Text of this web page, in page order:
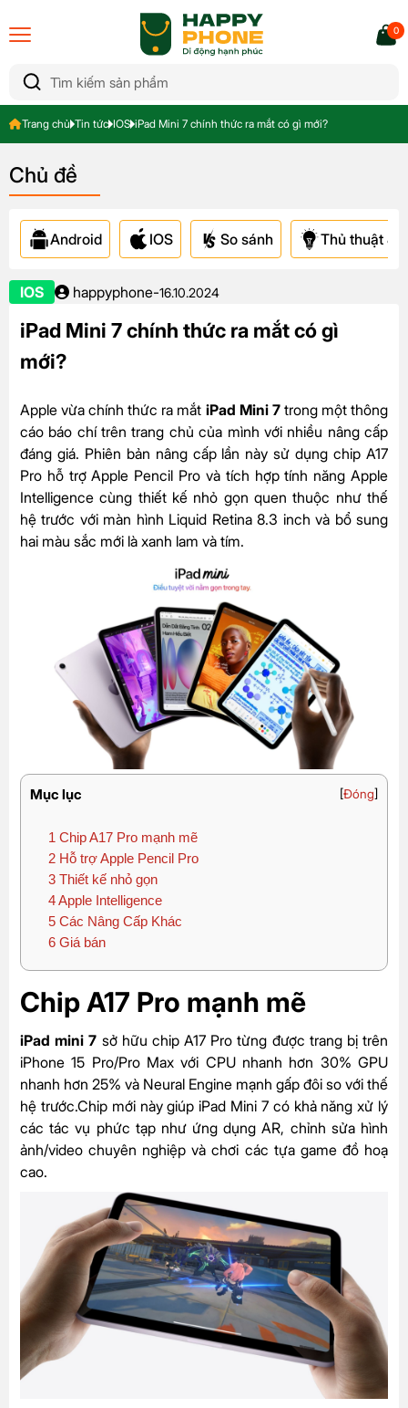
0
Trang chủ Tin tức IOS iPad Mini 7 chính thức ra mắt có gì mới?
Chủ đề
Android IOS So sánh Thủ thuật &
IOS happyphone-16.10.2024
iPad Mini 7 chính thức ra mắt có gì
mới?
Apple vừa chính thức ra mắt iPad Mini 7trong một thông
cáo báo chí trên trang chủ của mình với nhiều nâng cấp
đáng giá. Phiên bản nâng cấp lần này sử dụng chip A17
Pro hỗ trợ Apple Pencil Pro và tích hợp tính năng Apple
Intelligence cùng thiết kế nhỏ gọn quen thuộc như thế
hệ trước với màn hình Liquid Retina 8.3 inch và bổ sung
hai màu sắc mới là xanh lam và tím.
Mục lục [Đóng]
1 Chip A17 Pro mạnh mẽ
2 Hỗ trợ Apple Pencil Pro
3 Thiết kế nhỏ gọn
4Apple Intelligence
5 Các Nâng Cấp Khác
6 Giá bán
Chip A17 Pro mạnh mẽ
iPad mini 7 sở hữu chip A17 Pro từng được trang bị trên
iPhone 15 Pro/Pro Max với CPU nhanh hơn 30% GPU
nhanh hơn 25% và Neural Engine mạnh gấp đôi so với thế
hệ trước.Chip mới này giúp iPad Mini 7 có khả năng xử lý
các tác vụ phức tạp như ứng dụng AR, chỉnh sửa hình
ảnh/video chuyên nghiệp và chơi các tựa game đồ hoạ
cao.